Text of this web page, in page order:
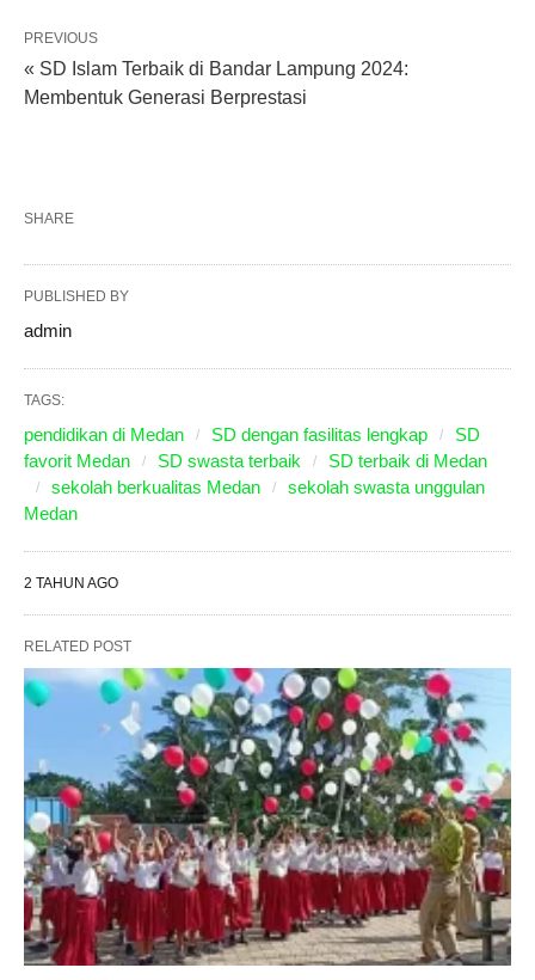
PREVIOUS
« SD Islam Terbaik di Bandar Lampung 2024:
Membentuk Generasi Berprestasi
SHARE
PUBLISHED BY
admin
TAGS:
pendidikan di Medan SD dengan fasilitas lengkap
SD
favorit Medan
SD swasta terbaik
SD terbaik di Medan
sekolah berkualitas Medan
sekolah swasta unggulan
Medan
2 TAHUN AGO
RELATED POST